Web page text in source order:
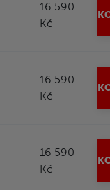
16 590
Kč
16 590
Kč
16 590
Kč